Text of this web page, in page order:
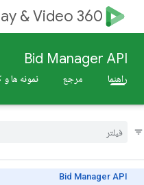
& Video 360
Bid Manager API
راهنما مرجع نمونه ها و
Bid Manager API